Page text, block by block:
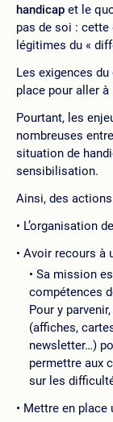
handicap et le
pas de soi : cette
légitimes du «
Les exigences
place pour aller à
Pourtant, les
nombreuses
situation de
sensibilisation.
Ainsi, des
L’organisation
Avoir recours à
Sa mission
compétences
Pour y
(affiches,
newsletter…)
permettre aux
sur les
Mettre en place